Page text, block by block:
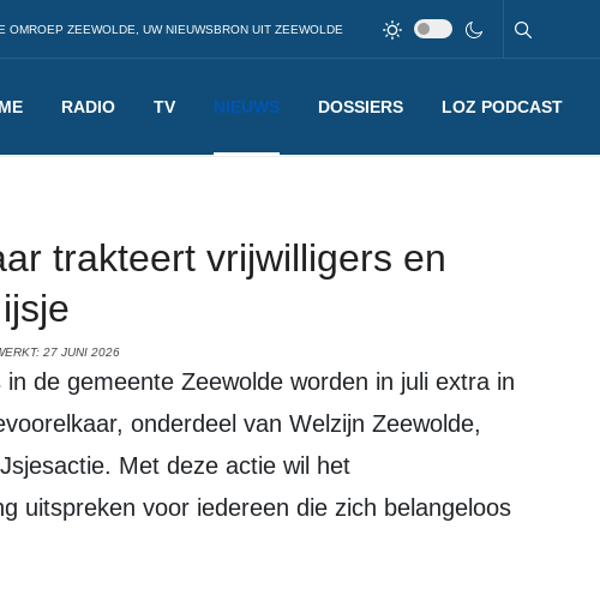
OMROEP ZEEWOLDE, UW NIEUWSBRON UIT ZEEWOLDE
RADIO TV NIEUWS DOSSIERS LOZ PODCAST
trakteert vrijwilligers en
27 JUNI 2026
onderdeel van Welzijn Zeewolde,
Met deze actie wil het
uitspreken voor iedereen die zich belangeloos